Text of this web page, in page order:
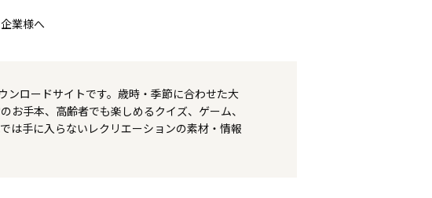
業様へ
ロードサイトです。歳時・季節に合わせた大
お手本、高齢者でも楽しめるクイズ、ゲーム、
は手に入らないレクリエーションの素材・情報